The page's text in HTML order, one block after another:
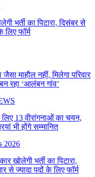
भर्ती का पिटारा, दिसंबर से
लिए फॉर्म
माहौल नहीं, मिलेगा परिवार
रहा ‘आलंबन गांव’
13 वीरांगनाओं का चयन,
भी होंगे सम्मानित
खोलेगी भर्ती का पिटारा,
से ज्यादा पदों के लिए फॉर्म